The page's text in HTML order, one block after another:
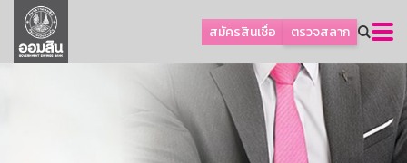
สมัครสินเชื่อ ตรวจสลาก
ลูกค้าธุรกิจ
ลูกค้าผู้ประกอบรายย่อย